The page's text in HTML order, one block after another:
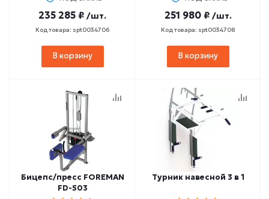
235 285 ₽ /шт.
Код товара: spt0034706
В корзину
251 980 ₽ /шт.
Код товара: spt0034708
В корзину
Бицепс/пресс FOREMAN
FD-503
Турник навесной 3 в 1